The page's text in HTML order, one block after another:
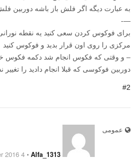
به عبارت دیگه اگر فلش باز باشه دوربین
—-
برای فوکوس کردن سعی کنید یه نقطه
مرکزی را روی اون قرار بدید و فوکوس کنید
دوربین فوکوسی که قبلا انجام دادید را تغییر
#2
عمومی
Alfa_1313
⋅
4 September 2016